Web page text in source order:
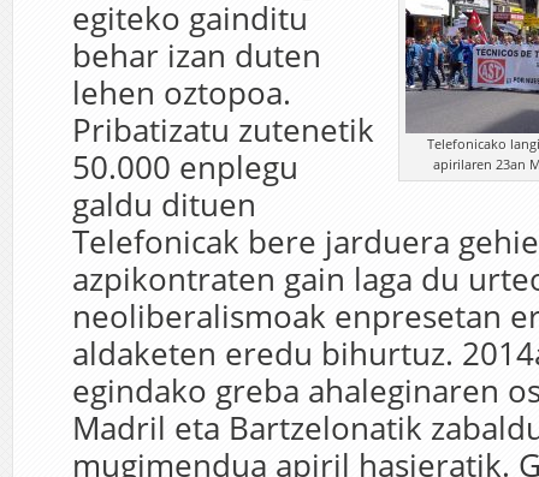
Telefonicako
apirilaren 23an
egiteko gainditu
behar izan duten
lehen oztopoa.
Pribatizatu zutenetik
50.000 enplegu
galdu dituen
Telefonicak bere jarduera
azpikontraten gain laga du
neoliberalismoak enpresetan
aldaketen eredu bihurtuz.
egindako greba ahaleginaren
Madril eta Bartzelonatik
mugimendua apiril hasieratik.